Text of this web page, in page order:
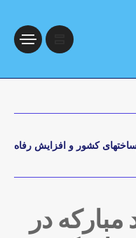
کشور و افزایش رفاه
در